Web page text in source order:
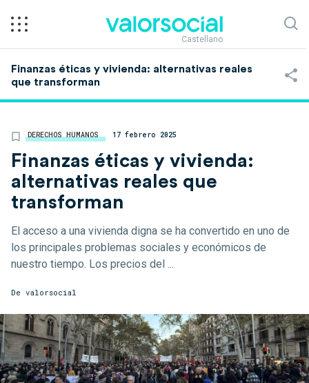
Castellano
Finanzas éticas y vivienda: alternativas reales
que transforman
DERECHOS HUMANOS 17 febrero 2025
Finanzas éticas y vivienda:
alternativas reales que
transforman
El acceso a una vivienda digna se ha convertido en uno de
los principales problemas sociales y económicos de
nuestro tiempo. Los precios del ...
De valorsocial